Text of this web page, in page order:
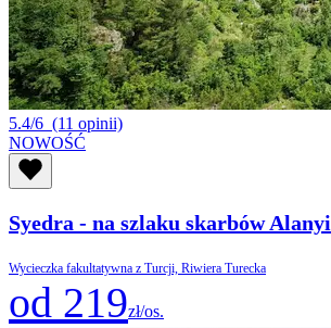
5.4/6 (11 opinii)
NOWOŚĆ
Syedra - na szlaku skarbów Alanyi
Wycieczka fakultatywna z Turcji, Riwiera Turecka
od 219zł/os.